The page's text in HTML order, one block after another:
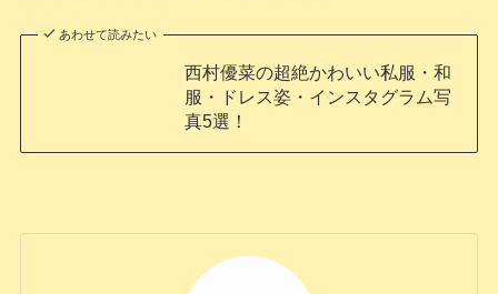
あわせて読みたい
西村優菜の超絶かわいい私服・和
服・ドレス姿・インスタグラム写
真5選！